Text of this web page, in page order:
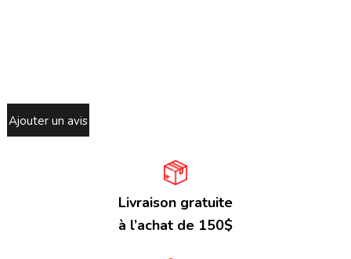
Ajouter un avis
Livraison gratuite
à l’achat de 150$